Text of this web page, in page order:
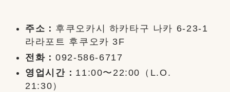
주소： 후쿠오카시 하카타구 나카 6-23-1
라라포트 후쿠오카 3F
전화：092-586-6717
영업시간： 11:00〜22:00（L.O.
21:30）